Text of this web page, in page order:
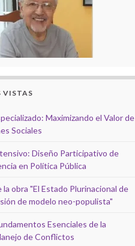
VISTAS
Maximizando el Valor de
Sociales
Diseño Participativo de
en Política Pública
obra "El Estado Plurinacional de
de modelo neo-populista"
Esenciales de la
de Conflictos